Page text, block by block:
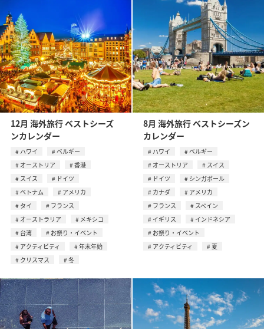
12月 海外旅行 ベストシーズ
ンカレンダー
ハワイ
ベルギー
オーストリア
香港
スイス
ドイツ
ベトナム
アメリカ
タイ
フランス
オーストラリア
メキシコ
台湾
お祭り・イベント
アクティビティ
年末年始
クリスマス
冬
8月 海外旅行 ベストシーズン
カレンダー
ハワイ
ベルギー
オーストリア
スイス
ドイツ
シンガポール
カナダ
アメリカ
フランス
スペイン
イギリス
インドネシア
お祭り・イベント
アクティビティ
夏